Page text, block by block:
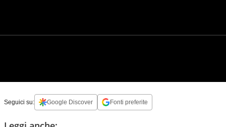
Seguici su: Google Discover Fonti preferite